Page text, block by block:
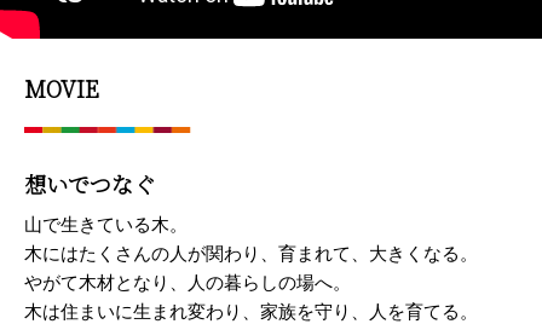
MOVIE
想いでつなぐ
山で生きている木。
木にはたくさんの人が関わり、育まれて、大きくなる。
やがて木材となり、人の暮らしの場へ。
木は住まいに生まれ変わり、家族を守り、人を育てる。